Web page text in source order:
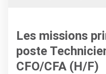
Les missions
poste
CFO/CFA (H/F)